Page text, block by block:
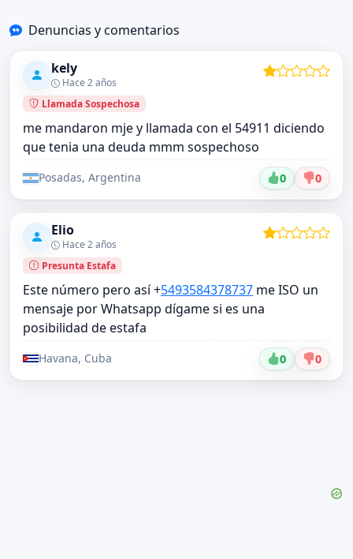
Denuncias y comentarios
kely
Hace 2 años
Llamada Sospechosa
me mandaron mje y llamada con el 54911 diciendo
que tenia una deuda mmm sospechoso
Posadas, Argentina 0 0
Elio
Hace 2 años
Presunta Estafa
Este número pero así +5493584378737 me ISO un
mensaje por Whatsapp dígame si es una
posibilidad de estafa
Havana, Cuba 0 0